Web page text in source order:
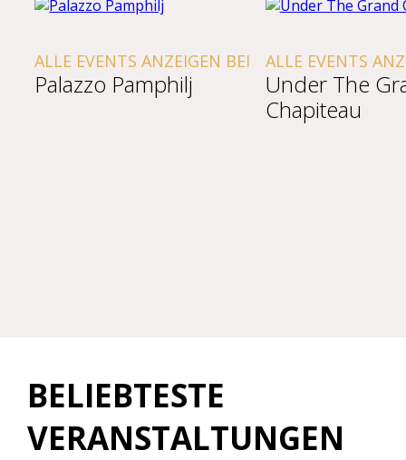
ALLE EVENTS ANZEIGEN BEI
Palazzo Pamphilj
ALLE EVENTS
Under The
Chapiteau
BELIEBTESTE
VERANSTALTUNGEN